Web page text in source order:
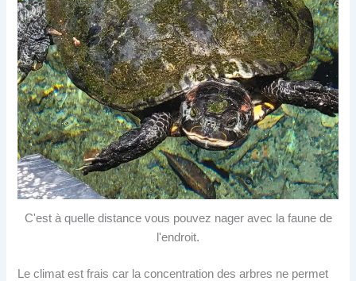
C'est à quelle distance vous pouvez nager avec la faune de
l'endroit.
Le climat est frais car la concentration des arbres ne permet